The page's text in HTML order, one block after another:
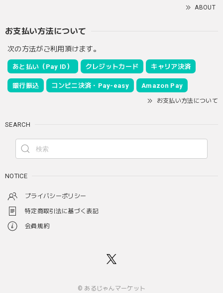
ABOUT
お支払い方法について
次の方法がご利用頂けます。
あと払い（Pay ID） クレジットカード キャリア決済
銀行振込 コンビニ決済・Pay-easy Amazon Pay
お支払い方法について
SEARCH
NOTICE
プライバシーポリシー
特定商取引法に基づく表記
会員規約
© あるじゃんマーケット